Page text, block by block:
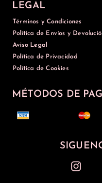
LEGAL
Términos y Condiciones
Política de Envíos y
Aviso Legal
Política de Privacidad
Política de Cookies
MÉTODOS DE